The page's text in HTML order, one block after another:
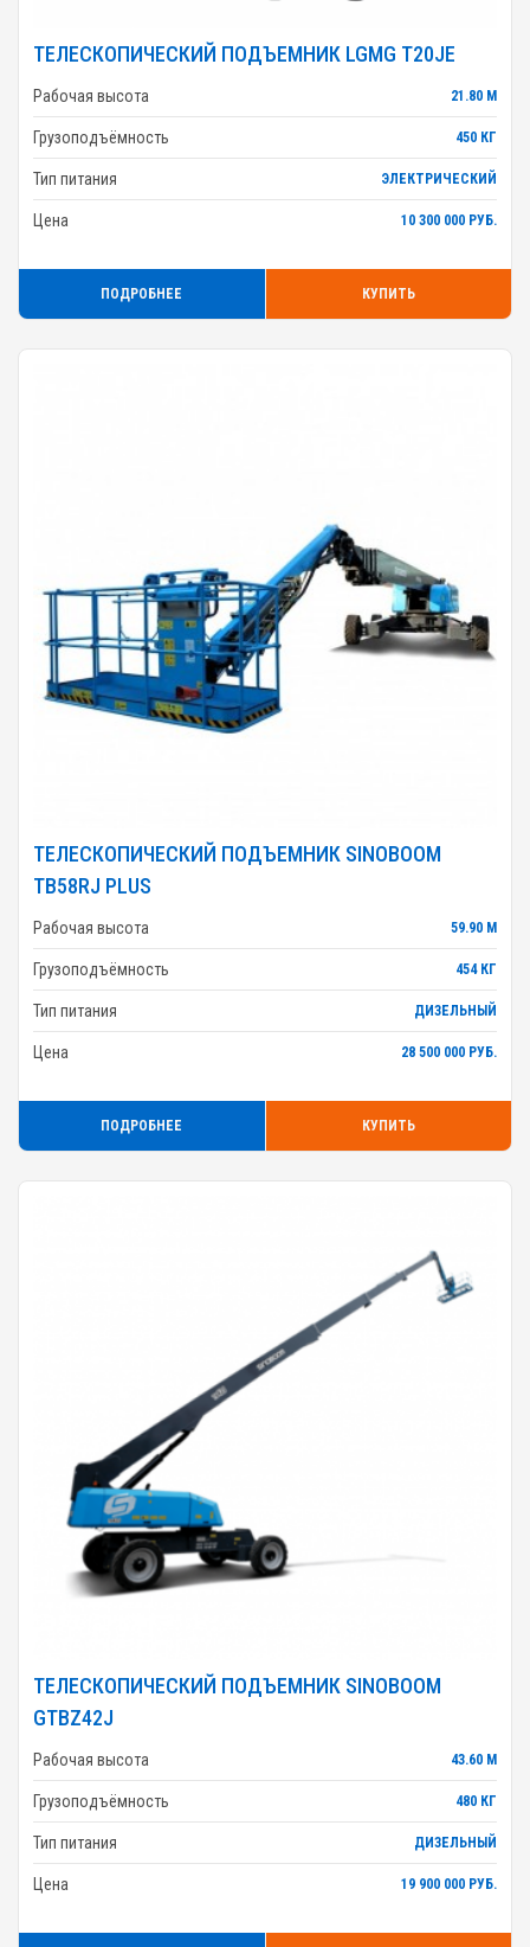
ТЕЛЕСКОПИЧЕСКИЙ ПОДЪЕМНИК LGMG T20JE
Рабочая высота 21.80 М
Грузоподъёмность 450 КГ
Тип питания ЭЛЕКТРИЧЕСКИЙ
Цена 10 300 000 РУБ.
ПОДРОБНЕЕ КУПИТЬ
ТЕЛЕСКОПИЧЕСКИЙ ПОДЪЕМНИК SINOBOOM
TB58RJ PLUS
Рабочая высота 59.90 М
Грузоподъёмность 454 КГ
Тип питания ДИЗЕЛЬНЫЙ
Цена 28 500 000 РУБ.
ПОДРОБНЕЕ КУПИТЬ
ТЕЛЕСКОПИЧЕСКИЙ ПОДЪЕМНИК SINOBOOM
GTBZ42J
Рабочая высота 43.60 М
Грузоподъёмность 480 КГ
Тип питания ДИЗЕЛЬНЫЙ
Цена 19 900 000 РУБ.